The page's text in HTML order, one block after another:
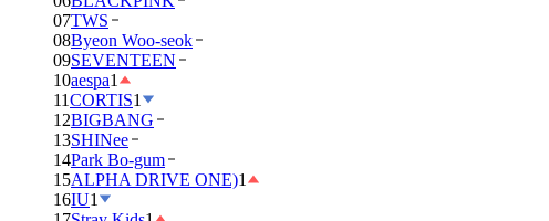
07TWS
08Byeon Woo-seok
09SEVENTEEN
10aespa1
11CORTIS1
12BIGBANG
13SHINee
14Park Bo-gum
15ALPHA DRIVE ONE)1
16IU1